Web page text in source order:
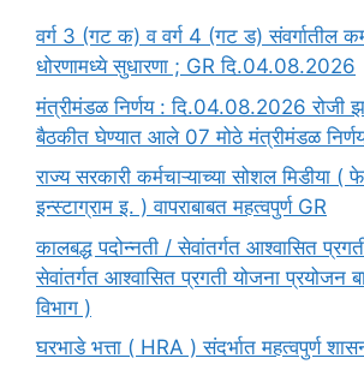
वर्ग 3 (गट क) व वर्ग 4 (गट ड) संवर्गातील
धोरणामध्ये सुधारणा ; GR दि.04.08.2026
मंत्रीमंडळ निर्णय : दि.04.08.2026 रोजी
बैठकीत घेण्यात आले 07 मोठे मंत्रीमंडळ
राज्य सरकारी कर्मचाऱ्याच्या सोशल मिडीया
इन्स्टाग्राम इ. ) वापराबाबत महत्वपुर्ण GR
कालबद्ध पदोन्नती / सेवांतर्गत आश्वासित
सेवांतर्गत आश्वासित प्रगती योजना प्रयोजन
विभाग )
घरभाडे भत्ता ( HRA ) संदर्भात महत्वपुर्ण